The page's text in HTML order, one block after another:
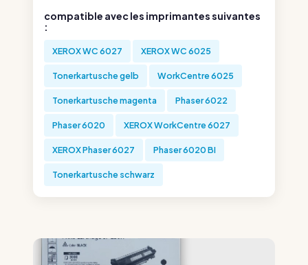
compatible avec les imprimantes suivantes
:
XEROX WC 6027 XEROX WC 6025
Tonerkartusche gelb WorkCentre 6025
Tonerkartusche magenta Phaser 6022
Phaser 6020 XEROX WorkCentre 6027
XEROX Phaser 6027 Phaser 6020 BI
Tonerkartusche schwarz